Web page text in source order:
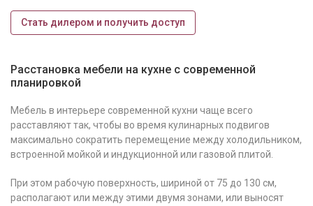
Стать дилером и получить доступ
Расстановка мебели на кухне с современной
планировкой
Мебель в интерьере современной кухни чаще всего
расставляют так, чтобы во время кулинарных подвигов
максимально сократить перемещение между холодильником,
встроенной мойкой и индукционной или газовой плитой.
При этом рабочую поверхность, шириной от 75 до 130 см,
располагают или между этими двумя зонами, или выносят